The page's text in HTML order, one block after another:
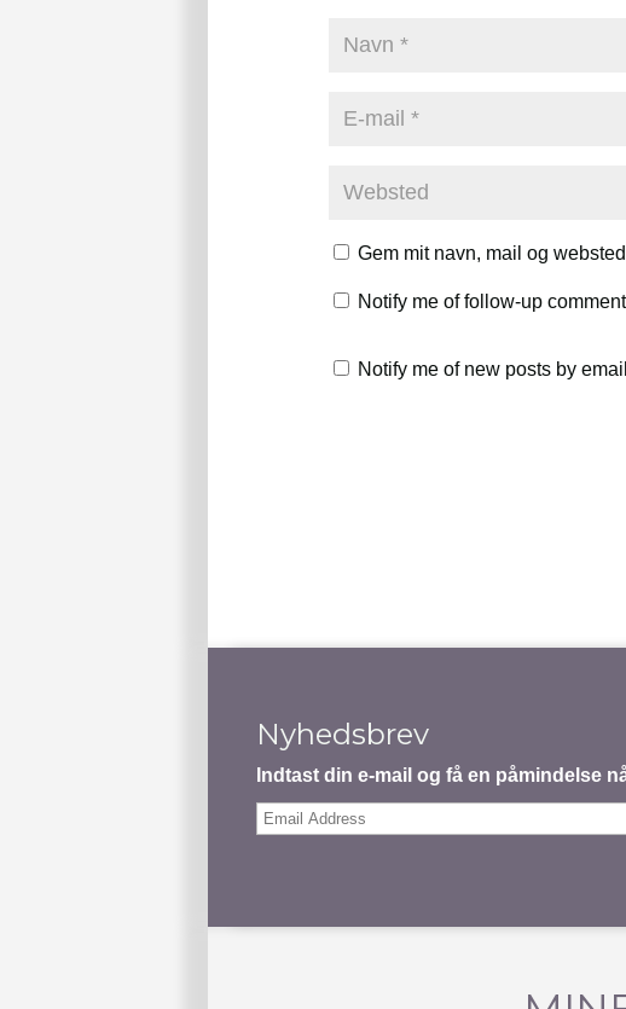
Gem mit navn, mail og
Notify me of follow-up
Notify me of new posts by
Nyhedsbrev
Indtast din e-mail og få en påmindelse
Email